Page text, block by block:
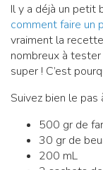
Il y a déjà un petit
comment faire un
vraiment la
nombreux à
super ! C’est
Suivez bien le pas
500 gr de
30 gr de
200 mL